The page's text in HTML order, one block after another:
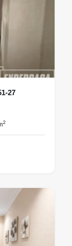
27
2